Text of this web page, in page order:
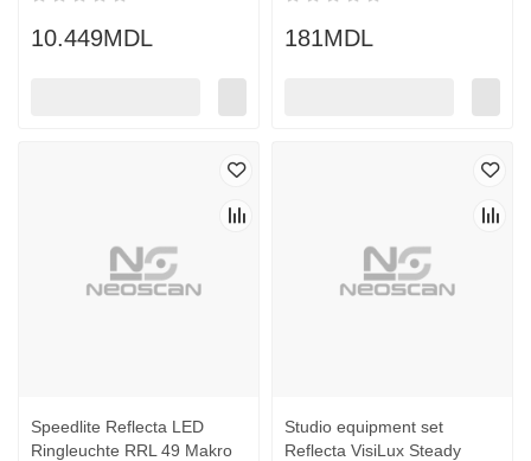
10.449MDL 181MDL
Speedlite Reflecta LED
Ringleuchte RRL 49 Makro
Studio equipment set
Reflecta VisiLux Steady